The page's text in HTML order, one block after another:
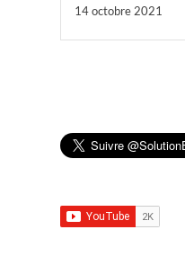
14 octobre 2021